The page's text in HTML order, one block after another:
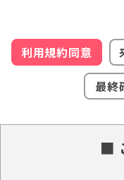
利用規約同意
最終
■